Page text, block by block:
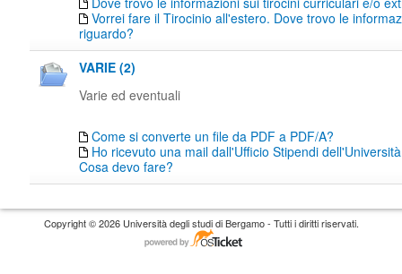
Vorrei fare il Tirocinio all'estero. Dove trovo le
riguardo?
VARIE (2)
Varie ed eventuali
Come si converte un file da PDF a PDF/A?
Ho ricevuto una mail dall'Ufficio Stipendi
Cosa devo fare?
Copyright © 2026 Università degli studi di Bergamo - Tutti i diritti riservati.